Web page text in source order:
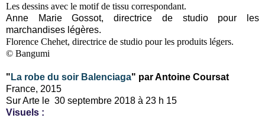
Les dessins avec le motif de tissu correspondant.
Anne Marie Gossot, directrice de studio pour les
marchandises légères.
Florence Chehet, directrice de studio pour les produits légers.
© Bangumi
" La robe du soir Balenciaga" par Antoine Coursat
France, 2015
Sur Arte le 30 septembre 2018 à 23 h 15
Visuels :